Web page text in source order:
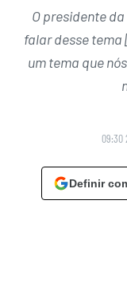
O presidente
falar desse
um tema que
09:30
Definir